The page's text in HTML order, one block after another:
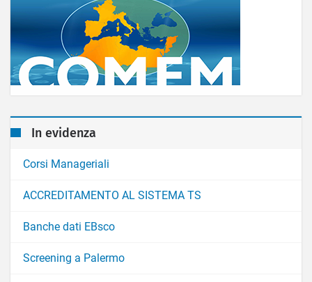
In evidenza
Corsi Manageriali
ACCREDITAMENTO AL SISTEMA TS
Banche dati EBsco
Screening a Palermo